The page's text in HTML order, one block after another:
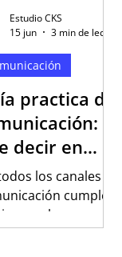
adecuada según la
practica de
decir en
canal
los canales de
cumplen
rol, y
esa diferencia
Estudio CKS
15 jun